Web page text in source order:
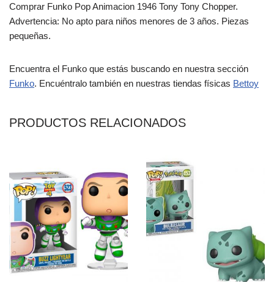
Comprar Funko Pop Animacion 1946 Tony Tony Chopper.
Advertencia: No apto para niños menores de 3 años. Piezas
pequeñas.
Encuentra el Funko que estás buscando en nuestra sección
Funko. Encuéntralo también en nuestras tiendas físicas Bettoy
PRODUCTOS RELACIONADOS